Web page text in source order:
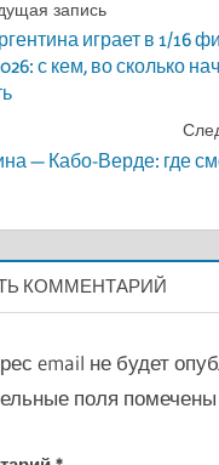
запись
играет в 1/16
с кем, во сколько
— Кабо-Верде: где
КОММЕНТАРИЙ
email не будет
поля помечены